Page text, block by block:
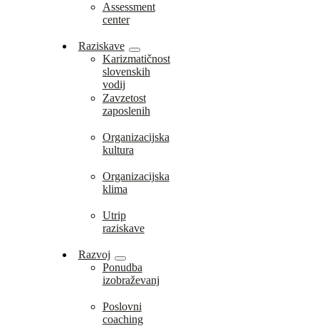
Assessment
center
Raziskave
Karizmatičnost
slovenskih
vodij
Zavzetost
zaposlenih
Organizacijska
kultura
Organizacijska
klima
Utrip
raziskave
Razvoj
Ponudba
izobraževanj
Poslovni
coaching